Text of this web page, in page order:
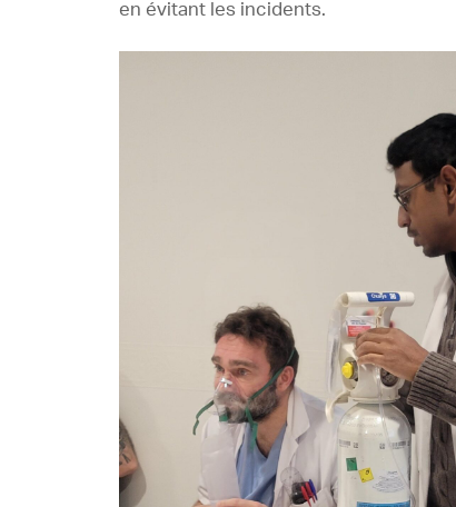
en évitant les incidents.